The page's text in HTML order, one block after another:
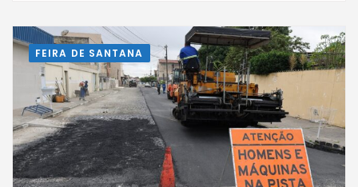
FEIRA DE SANTANA